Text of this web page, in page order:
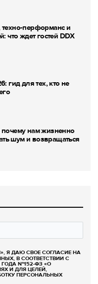
техно-перформанс и
что ждет гостей DDX
гид для тех, кто не
нам жизненно
шум и возвращаться
Я ДАЮ СВОЕ СОГЛАСИЕ НА
В СООТВЕТСТВИИ С
ГОДА №152-ФЗ «О
И ДЛЯ ЦЕЛЕЙ,
ПЕРСОНАЛЬНЫХ